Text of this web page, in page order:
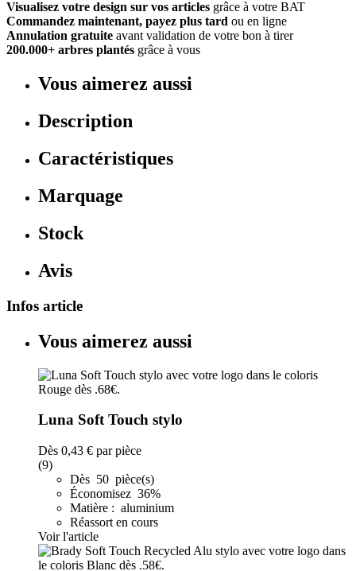
Visualisez votre design sur vos articles grâce à votre BAT
Commandez maintenant, payez plus tard ou en ligne
Annulation gratuite avant validation de votre bon à tirer
200.000+ arbres plantés grâce à vous
Vous aimerez aussi
Description
Caractéristiques
Marquage
Stock
Avis
Infos article
Vous aimerez aussi
Luna Soft Touch stylo
Dès 0,43 € par pièce
(9)
Dès 50 pièce(s)
Économisez 36%
Matière : aluminium
Réassort en cours
Voir l'article